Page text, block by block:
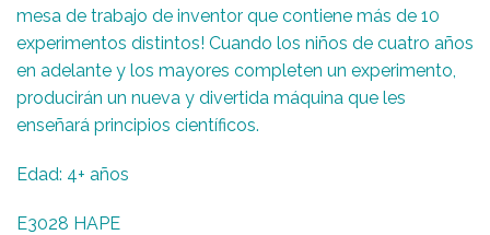
mesa de trabajo de inventor que contiene más de 10
experimentos distintos! Cuando los niños de cuatro años
en adelante y los mayores completen un experimento,
producirán un nueva y divertida máquina que les
enseñará principios científicos.
Edad: 4+ años
E3028 HAPE